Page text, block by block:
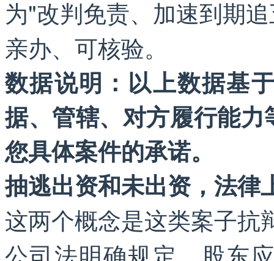
为"改判免责、加速到期
亲办、可核验。
数据说明：以上数据基
据、管辖、对方履行能
您具体案件的承诺。
抽逃出资和未出资，法律
这两个概念是这类案子抗
公司法明确规定，股东